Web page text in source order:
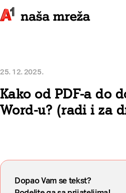
25. 12. 2025.
Kako od PDF-a do
Word-u? (radi i za
Dopao Vam se tekst?